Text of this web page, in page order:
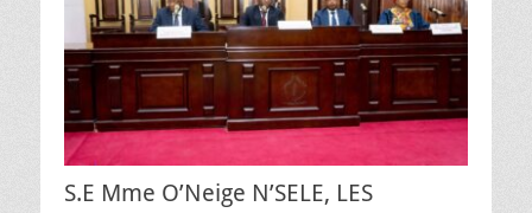
S.E Mme O’Neige N’SELE, LES